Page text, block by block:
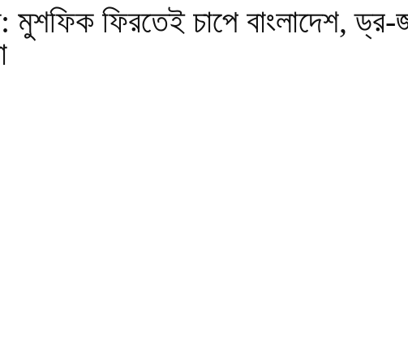
মুশফিক ফিরতেই চাপে বাংলাদেশ,